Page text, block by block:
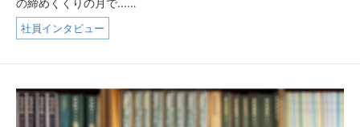
の締めくくりの月で...…
社員インタビュー